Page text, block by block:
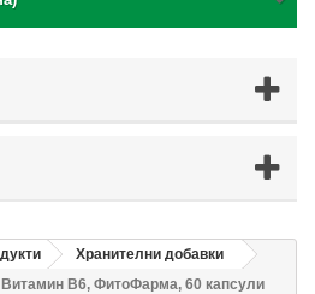
Хранителни добавки
Витамин В6, ФитоФарма, 60 капсули